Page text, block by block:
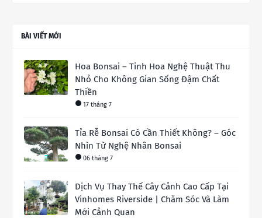
BÀI VIẾT MỚI
Hoa Bonsai – Tinh Hoa Nghệ Thuật Thu
Nhỏ Cho Không Gian Sống Đậm Chất
Thiền
17 tháng 7
Tỉa Rễ Bonsai Có Cần Thiết Không? – Góc
Nhìn Từ Nghệ Nhân Bonsai
06 tháng 7
Dịch Vụ Thay Thế Cây Cảnh Cao Cấp Tại
Vinhomes Riverside | Chăm Sóc Và Làm
Mới Cảnh Quan